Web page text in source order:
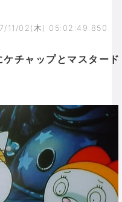
11/02(木) 05:02:49.850
チャップとマスタード